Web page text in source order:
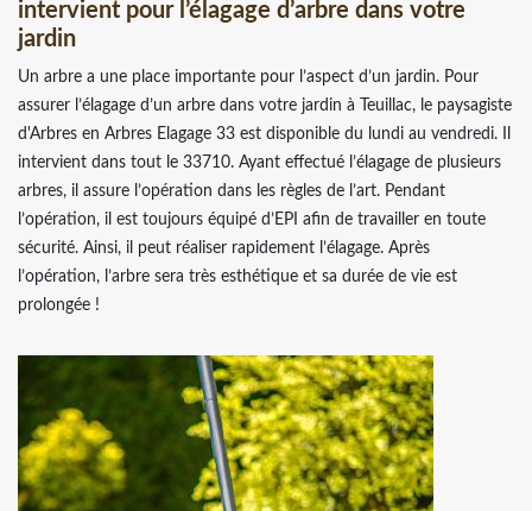
intervient pour l’élagage d’arbre dans votre
jardin
Un arbre a une place importante pour l’aspect d’un jardin. Pour
assurer l’élagage d’un arbre dans votre jardin à Teuillac, le paysagiste
d'Arbres en Arbres Elagage 33 est disponible du lundi au vendredi. Il
intervient dans tout le 33710. Ayant effectué l’élagage de plusieurs
arbres, il assure l’opération dans les règles de l’art. Pendant
l’opération, il est toujours équipé d’EPI afin de travailler en toute
sécurité. Ainsi, il peut réaliser rapidement l’élagage. Après
l’opération, l’arbre sera très esthétique et sa durée de vie est
prolongée !